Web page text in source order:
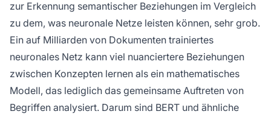
zur Erkennung semantischer Beziehungen im Vergleich
zu dem, was neuronale Netze leisten können, sehr grob.
Ein auf Milliarden von Dokumenten trainiertes
neuronales Netz kann viel nuanciertere Beziehungen
zwischen Konzepten lernen als ein mathematisches
Modell, das lediglich das gemeinsame Auftreten von
Begriffen analysiert. Darum sind BERT und ähnliche